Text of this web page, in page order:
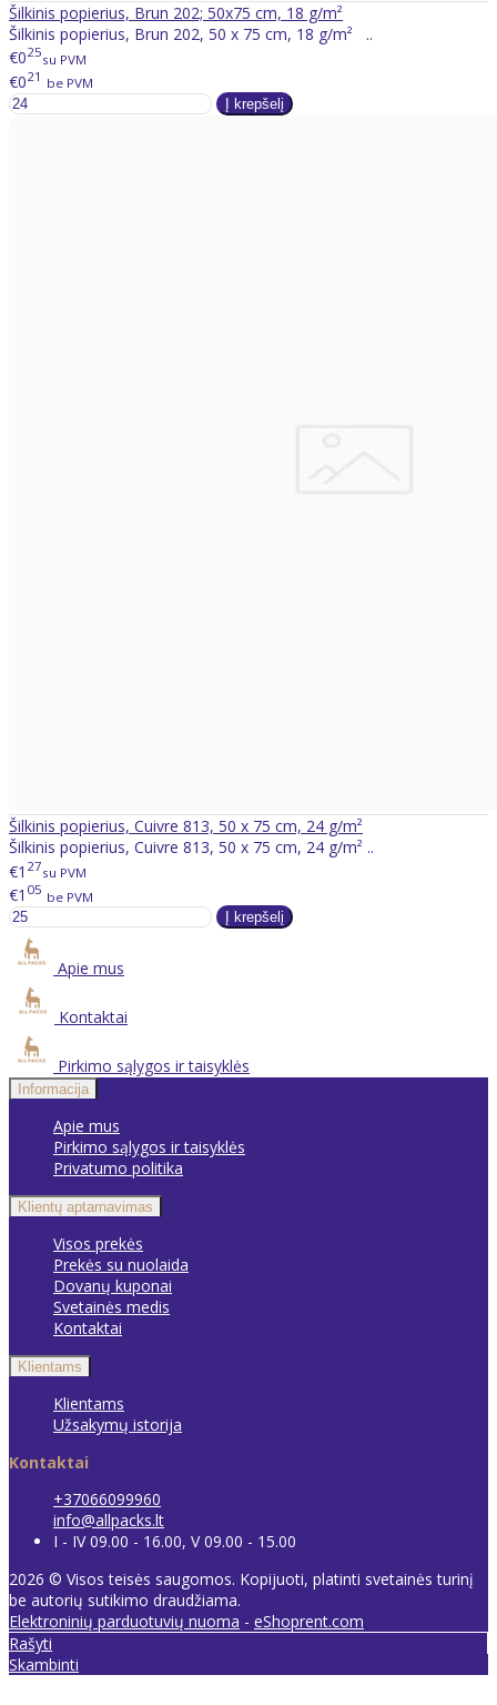
Šilkinis popierius, Brun 202; 50x75 cm, 18 g/m²
Šilkinis popierius, Brun 202, 50 x 75 cm, 18 g/m² ..
€025su PVM
€021 be PVM
Šilkinis popierius, Cuivre 813, 50 x 75 cm, 24 g/m²
Šilkinis popierius, Cuivre 813, 50 x 75 cm, 24 g/m² ..
€1 27su PVM
€1 05 be PVM
Apie mus
Kontaktai
Pirkimo sąlygos ir taisyklės
Informacija
Apie mus
Pirkimo sąlygos ir taisyklės
Privatumo politika
Klientų aptarnavimas
Visos prekės
Prekės su nuolaida
Dovanų kuponai
Svetainės medis
Kontaktai
Klientams
Klientams
Užsakymų istorija
Kontaktai
+37066099960
info@allpacks.lt
I - IV 09.00 - 16.00, V 09.00 - 15.00
2026 © Visos teisės saugomos. Kopijuoti, platinti svetainės turinį
be autorių sutikimo draudžiama.
Elektroninių parduotuvių nuoma - eShoprent.com
Rašyti
Skambinti